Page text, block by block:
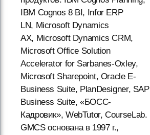
IBM Cognos 8 BI, Infor ERP
LN, Microsoft Dynamics
AX, Microsoft Dynamics CRM,
Microsoft Office Solution
Accelerator for Sarbanes-Oxley,
Microsoft Sharepoint, Oracle E-
Business Suite, PlanDesigner, SAP
Business Suite, «БОСС-
Кадровик», WebTutor, CourseLab.
GMCS основана в 1997 г.,